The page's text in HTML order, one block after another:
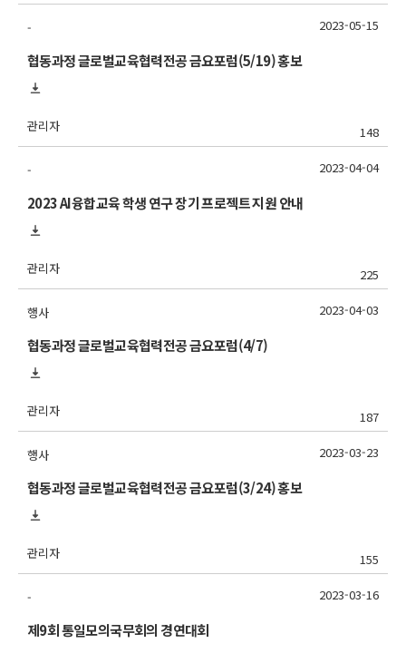
-
협동과정 글로벌교육협력전공 금요포럼(5/19) 홍보
관리자 148
2023-05-15
-
2023 AI융합교육 학생 연구 장기 프로젝트 지원 안내
관리자 225
2023-04-04
행사
협동과정 글로벌교육협력전공 금요포럼(4/7)
관리자 187
2023-04-03
행사
협동과정 글로벌교육협력전공 금요포럼(3/24) 홍보
관리자 155
2023-03-23
-
제9회 통일모의국무회의 경연대회
2023-03-16